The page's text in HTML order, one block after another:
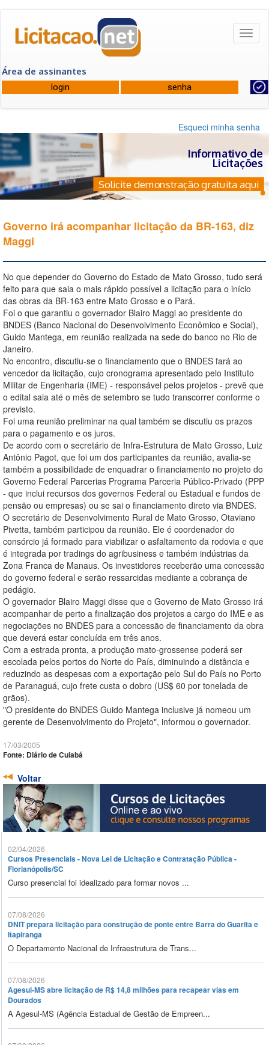
Área de assinantes
Esqueci minha senha
Informativo de
Licitações
Solicite demonstração gratuita aqui
Governo irá acompanhar licitação da BR-163, diz
Maggi
No que depender do Governo do Estado de Mato Grosso, tudo será
feito para que saia o mais rápido possível a licitação para o início
das obras da BR-163 entre Mato Grosso e o Pará.
Foi o que garantiu o governador Blairo Maggi ao presidente do
BNDES (Banco Nacional do Desenvolvimento Econômico e Social),
Guido Mantega, em reunião realizada na sede do banco no Rio de
Janeiro.
No encontro, discutiu-se o financiamento que o BNDES fará ao
vencedor da licitação, cujo cronograma apresentado pelo Instituto
Militar de Engenharia (IME) - responsável pelos projetos - prevê que
o edital saia até o mês de setembro se tudo transcorrer conforme o
previsto.
Foi uma reunião preliminar na qual também se discutiu os prazos
para o pagamento e os juros.
De acordo com o secretário de Infra-Estrutura de Mato Grosso, Luiz
Antônio Pagot, que foi um dos participantes da reunião, avalia-se
também a possibilidade de enquadrar o financiamento no projeto do
Governo Federal Parcerias Programa Parceria Público-Privado (PPP
- que inclui recursos dos governos Federal ou Estadual e fundos de
pensão ou empresas) ou se sai o financiamento direto via BNDES.
O secretário de Desenvolvimento Rural de Mato Grosso, Otaviano
Pivetta, também participou da reunião. Ele é coordenador do
consórcio já formado para viabilizar o asfaltamento da rodovia e que
é integrada por tradings do agribusiness e também indústrias da
Zona Franca de Manaus. Os investidores receberão uma concessão
do governo federal e serão ressarcidas mediante a cobrança de
pedágio.
O governador Blairo Maggi disse que o Governo de Mato Grosso irá
acompanhar de perto a finalização dos projetos a cargo do IME e as
negociações no BNDES para a concessão de financiamento da obra
que deverá estar concluída em três anos.
Com a estrada pronta, a produção mato-grossense poderá ser
escolada pelos portos do Norte do País, diminuindo a distância e
reduzindo as despesas com a exportação pelo Sul do País no Porto
de Paranaguá, cujo frete custa o dobro (US$ 60 por tonelada de
grãos).
"O presidente do BNDES Guido Mantega inclusive já nomeou um
gerente de Desenvolvimento do Projeto", informou o governador.
17/03/2005
Fonte: Diário de Cuiabá
Voltar
02/04/2026
Cursos Presenciais - Nova Lei de Licitação e Contratação Pública -
Florianópolis/SC
Curso presencial foi idealizado para formar novos ...
07/08/2026
DNIT prepara licitação para construção de ponte entre Barra do Guarita e
Itapiranga
O Departamento Nacional de Infraestrutura de Trans...
07/08/2026
Agesul-MS abre licitação de R$ 14,8 milhões para recapear vias em
Dourados
A Agesul-MS (Agência Estadual de Gestão de Empreen...